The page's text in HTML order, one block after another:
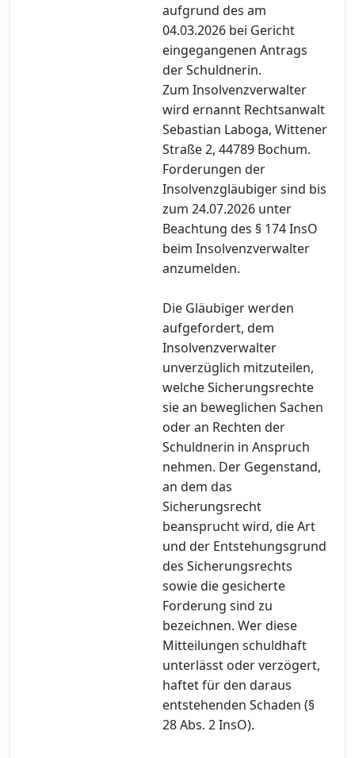
aufgrund des am
04.03.2026 bei Gericht
eingegangenen Antrags
der Schuldnerin.
Zum Insolvenzverwalter
wird ernannt Rechtsanwalt
Sebastian Laboga, Wittener
Straße 2, 44789 Bochum.
Forderungen der
Insolvenzgläubiger sind bis
zum 24.07.2026 unter
Beachtung des § 174 InsO
beim Insolvenzverwalter
anzumelden.
Die Gläubiger werden
aufgefordert, dem
Insolvenzverwalter
unverzüglich mitzuteilen,
welche Sicherungsrechte
sie an beweglichen Sachen
oder an Rechten der
Schuldnerin in Anspruch
nehmen. Der Gegenstand,
an dem das
Sicherungsrecht
beansprucht wird, die Art
und der Entstehungsgrund
des Sicherungsrechts
sowie die gesicherte
Forderung sind zu
bezeichnen. Wer diese
Mitteilungen schuldhaft
unterlässt oder verzögert,
haftet für den daraus
entstehenden Schaden (§
28 Abs. 2 InsO).